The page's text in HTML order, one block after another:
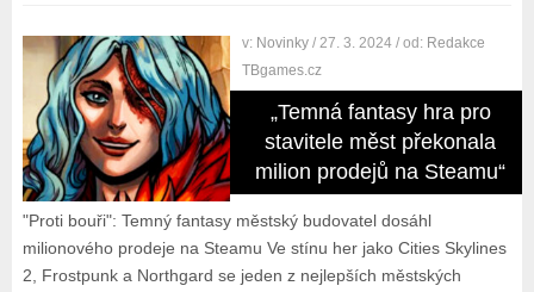
v: Novinky / 27. 3. 2024 / od: Redakce
TBgames.cz
„Temná fantasy hra pro
stavitele měst překonala
milion prodejů na Steamu“
"Proti bouři": Temný fantasy městský budovatel dosáhl
milionového prodeje na Steamu Ve stínu her jako Cities Skylines
2, Frostpunk a Northgard se jeden z nejlepších městských